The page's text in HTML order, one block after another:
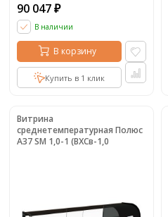
90 047 ₽
В наличии
В корзину
Купить в 1 клик
Витрина
среднетемпературная Полюс
A37 SM 1,0-1 (ВХСв-1,0